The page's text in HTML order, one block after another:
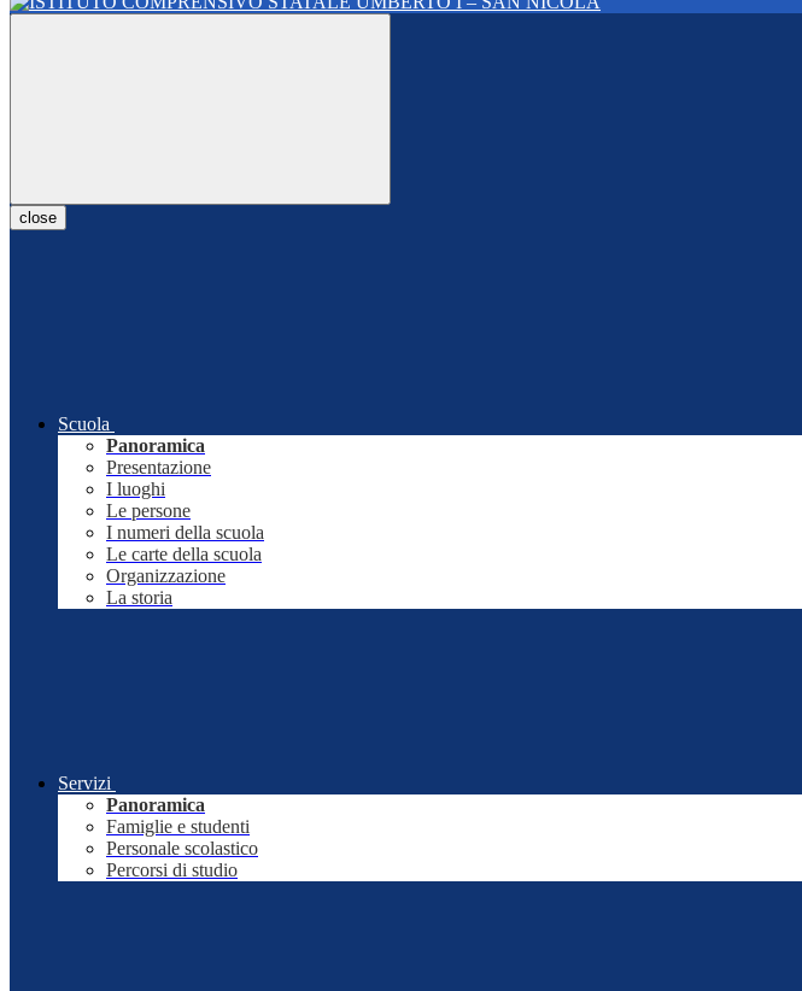
close
Scuola
Panoramica
Presentazione
I luoghi
Le persone
I numeri della scuola
Le carte della scuola
Organizzazione
La storia
Servizi
Panoramica
Famiglie e studenti
Personale scolastico
Percorsi di studio